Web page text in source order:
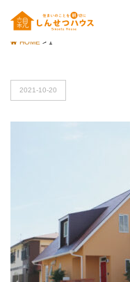
HOME > 1
2021-10-20